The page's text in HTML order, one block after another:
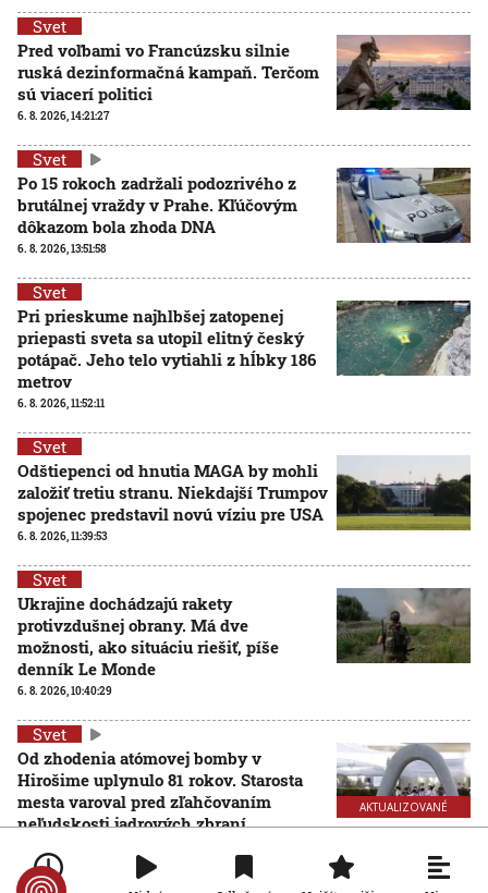
Svet
Pred voľbami vo Francúzsku silnie
ruská dezinformačná kampaň. Terčom
sú viacerí politici
6. 8. 2026, 14:21:27
Svet
Po 15 rokoch zadržali podozrivého z
brutálnej vraždy v Prahe. Kľúčovým
dôkazom bola zhoda DNA
6. 8. 2026, 13:51:58
Svet
Pri prieskume najhlbšej zatopenej
priepasti sveta sa utopil elitný český
potápač. Jeho telo vytiahli z hĺbky 186
metrov
6. 8. 2026, 11:52:11
Svet
Odštiepenci od hnutia MAGA by mohli
založiť tretiu stranu. Niekdajší Trumpov
spojenec predstavil novú víziu pre USA
6. 8. 2026, 11:39:53
Svet
Ukrajine dochádzajú rakety
protivzdušnej obrany. Má dve
možnosti, ako situáciu riešiť, píše
denník Le Monde
6. 8. 2026, 10:40:29
AKTUALIZOVANÉ
Svet
Od zhodenia atómovej bomby v
Hirošime uplynulo 81 rokov. Starosta
mesta varoval pred zľahčovaním
neľudskosti jadrových zbraní